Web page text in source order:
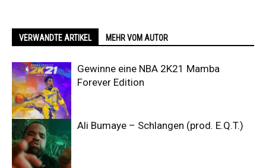
VERWANDTE ARTIKEL MEHR VOM AUTOR
Gewinne eine NBA 2K21 Mamba
Forever Edition
Ali Bumaye – Schlangen (prod. E.Q.T.)